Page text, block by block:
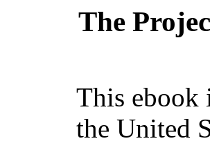
The
This ebook
the United